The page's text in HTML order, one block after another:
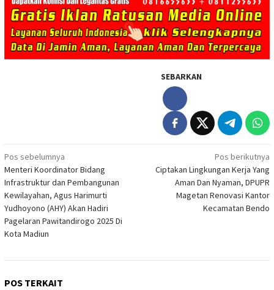
SEBARKAN
Navigasi
pos
Pos sebelumnya
Menteri Koordinator Bidang
Infrastruktur dan Pembangunan
Kewilayahan, Agus Harimurti
Yudhoyono (AHY) Akan Hadiri
Pagelaran Pawitandirogo 2025 Di
Kota Madiun
Pos berikutnya
Ciptakan Lingkungan Kerja Yang
Aman Dan Nyaman, DPUPR
Magetan Renovasi Kantor
Kecamatan Bendo
POS TERKAIT